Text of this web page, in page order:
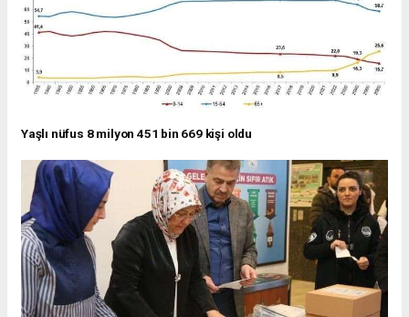
Yaşlı nüfus 8 milyon 451 bin 669 kişi oldu